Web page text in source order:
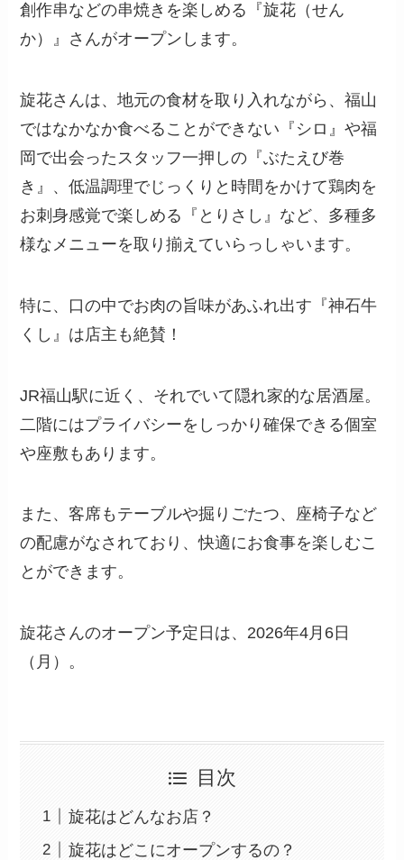
創作串などの串焼きを楽しめる『旋花（せん
か）』さんがオープンします。
旋花さんは、地元の食材を取り入れながら、福山
ではなかなか食べることができない『シロ』や福
岡で出会ったスタッフ一押しの『ぶたえび巻
き』、低温調理でじっくりと時間をかけて鶏肉を
お刺身感覚で楽しめる『とりさし』など、多種多
様なメニューを取り揃えていらっしゃいます。
特に、口の中でお肉の旨味があふれ出す『神石牛
くし』は店主も絶賛！
JR福山駅に近く、それでいて隠れ家的な居酒屋。
二階にはプライバシーをしっかり確保できる個室
や座敷もあります。
また、客席もテーブルや掘りごたつ、座椅子など
の配慮がなされており、快適にお食事を楽しむこ
とができます。
旋花さんのオープン予定日は、2026年4月6日
（月）。
目次
旋花はどんなお店？
旋花はどこにオープンするの？